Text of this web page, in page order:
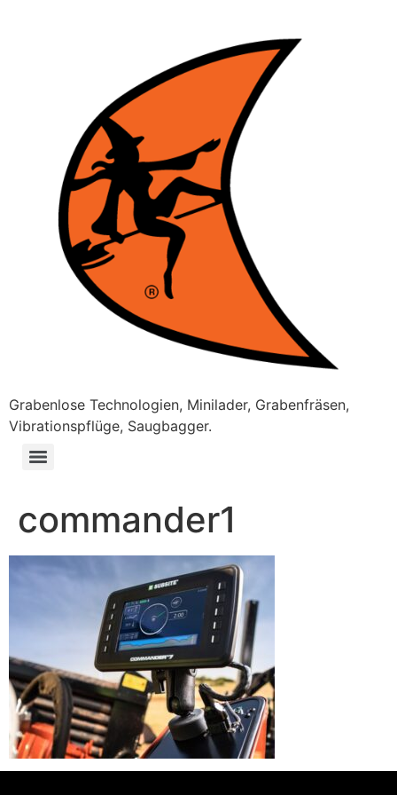
Grabenlose Technologien, Minilader, Grabenfräsen,
Vibrationspflüge, Saugbagger.
commander1